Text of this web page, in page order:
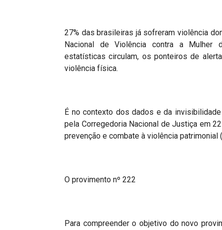
27% das brasileiras já sofreram violência
Nacional de Violência contra a Mulher
estatísticas circulam, os ponteiros de
violência física.
É no contexto dos dados e da
pela Corregedoria Nacional de Justiça em
prevenção e combate à violência patrimonial
O provimento nº 222
Para compreender o objetivo do novo